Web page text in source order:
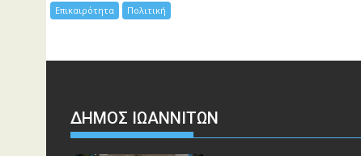
Επικαιρότητα Πολιτική
ΔΗΜΟΣ ΙΩΑΝΝΙΤΩΝ